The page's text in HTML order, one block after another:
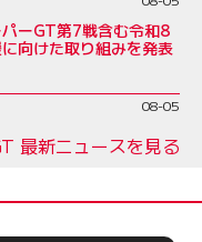
ーGT第7戦含む令和8
向けた取り組みを発表
08-05
最新ニュースを見る